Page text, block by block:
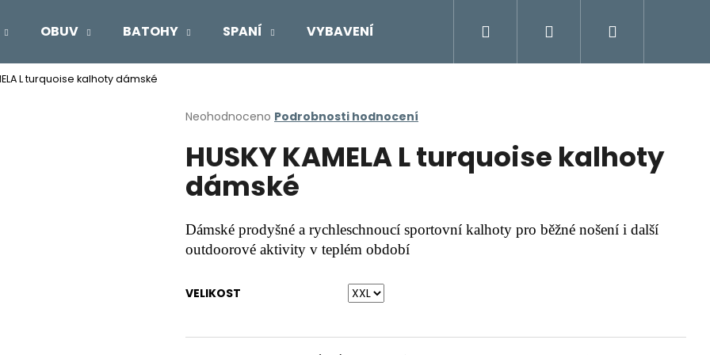
OBUV BATOHY SPANÍ VYBAVENÍ Moje objednávka
Přihlášení
L turquoise kalhoty dámské
Průměrné
produktu
je
0,0
z
hvězdiček.
Neohodnoceno Podrobnosti hodnocení
HUSKY KAMELA L turquoise kalhoty
dámské
Dámské prodyšné a rychleschnoucí sportovní kalhoty pro běžné nošení i další
outdoorové aktivity v teplém období
VELIKOST
Co potřebujete najít?
HLEDAT